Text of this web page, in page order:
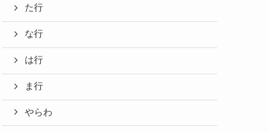
た行
な行
は行
ま行
やらわ